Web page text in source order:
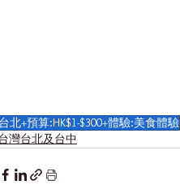
北+預算:HK$1-$300+體驗:美食體驗
灣台北及台中